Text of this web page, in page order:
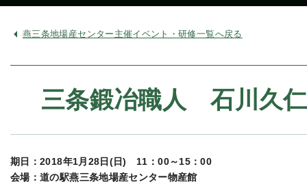
燕三条地場産センター主催イベント・研修一覧へ戻る
三条鍛冶職人 石川久
期日：2018年1月28日(日) 11：00～15：00
会場：道の駅燕三条地場産センター物産館